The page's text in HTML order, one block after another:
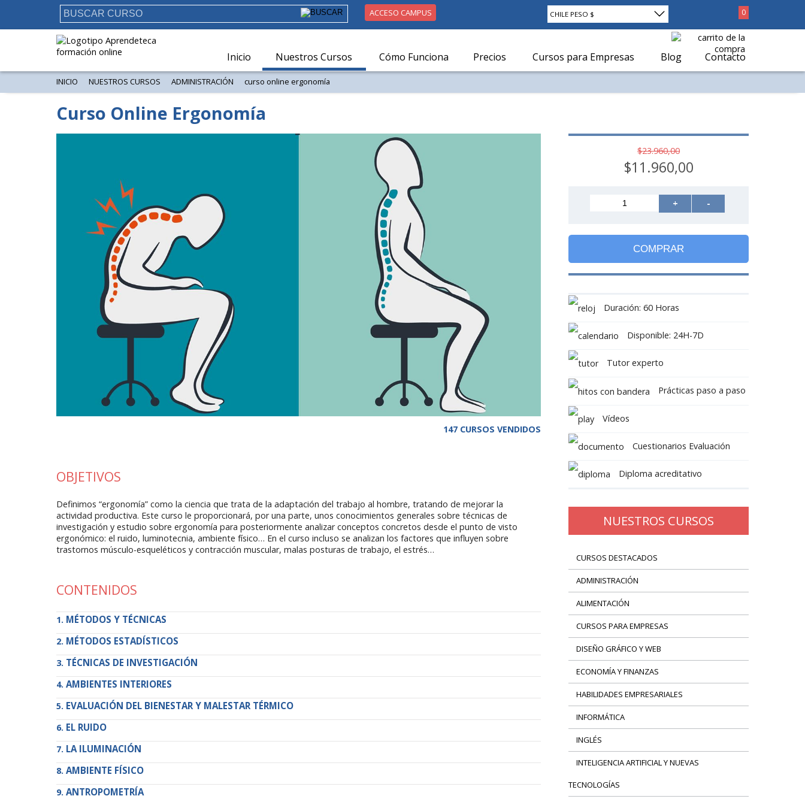
CHILE PESO $ 0
ACCESO CAMPUS
Inicio Nuestros Cursos Cómo Funciona Precios Cursos para Empresas Blog Contacto
INICIO NUESTROS CURSOS ADMINISTRACIÓN curso online ergonomía
Curso Online Ergonomía
147 CURSOS VENDIDOS
OBJETIVOS
Definimos “ergonomía” como la ciencia que trata de la adaptación del trabajo al hombre, tratando de mejorar la
actividad productiva. Este curso le proporcionará, por una parte, unos conocimientos generales sobre técnicas de
investigación y estudio sobre ergonomía para posteriormente analizar conceptos concretos desde el punto de visto
ergonómico: el ruido, luminotecnia, ambiente físico… En el curso incluso se analizan los factores que influyen sobre
trastornos músculo-esqueléticos y contracción muscular, malas posturas de trabajo, el estrés…
CONTENIDOS
MÉTODOS Y TÉCNICAS
MÉTODOS ESTADÍSTICOS
TÉCNICAS DE INVESTIGACIÓN
AMBIENTES INTERIORES
EVALUACIÓN DEL BIENESTAR Y MALESTAR TÉRMICO
EL RUIDO
LA ILUMINACIÓN
AMBIENTE FÍSICO
ANTROPOMETRÍA
$23.960,00
$11.960,00
+ -
COMPRAR
Duración: 60 Horas
Disponible: 24H-7D
Tutor experto
Prácticas paso a paso
Vídeos
Cuestionarios Evaluación
Diploma acreditativo
NUESTROS CURSOS
CURSOS DESTACADOS
ADMINISTRACIÓN
ALIMENTACIÓN
CURSOS PARA EMPRESAS
DISEÑO GRÁFICO Y WEB
ECONOMÍA Y FINANZAS
HABILIDADES EMPRESARIALES
INFORMÁTICA
INGLÉS
INTELIGENCIA ARTIFICIAL Y NUEVAS
TECNOLOGÍAS